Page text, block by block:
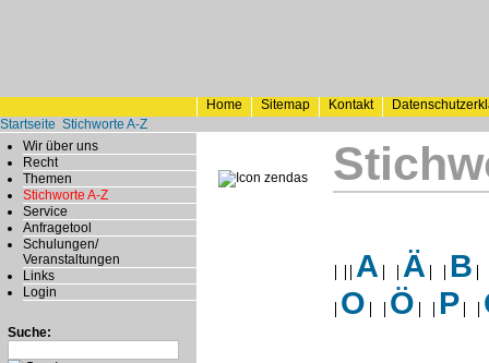
Home Sitemap Kontakt
Startseite Stichworte A-Z
Wir über uns
Recht
Themen
Stichworte A-Z
Service
Anfragetool
Schulungen/
Veranstaltungen
Links
Login
Suche:
A Ä
B
O
Ö P